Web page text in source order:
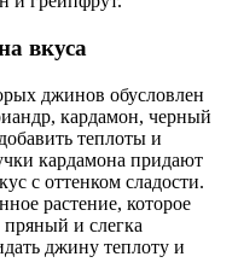
вкуса
джинов обусловлен
кардамон, черный
теплоты и
кардамона придают
с оттенком сладости.
растение, которое
и слегка
джину теплоту и